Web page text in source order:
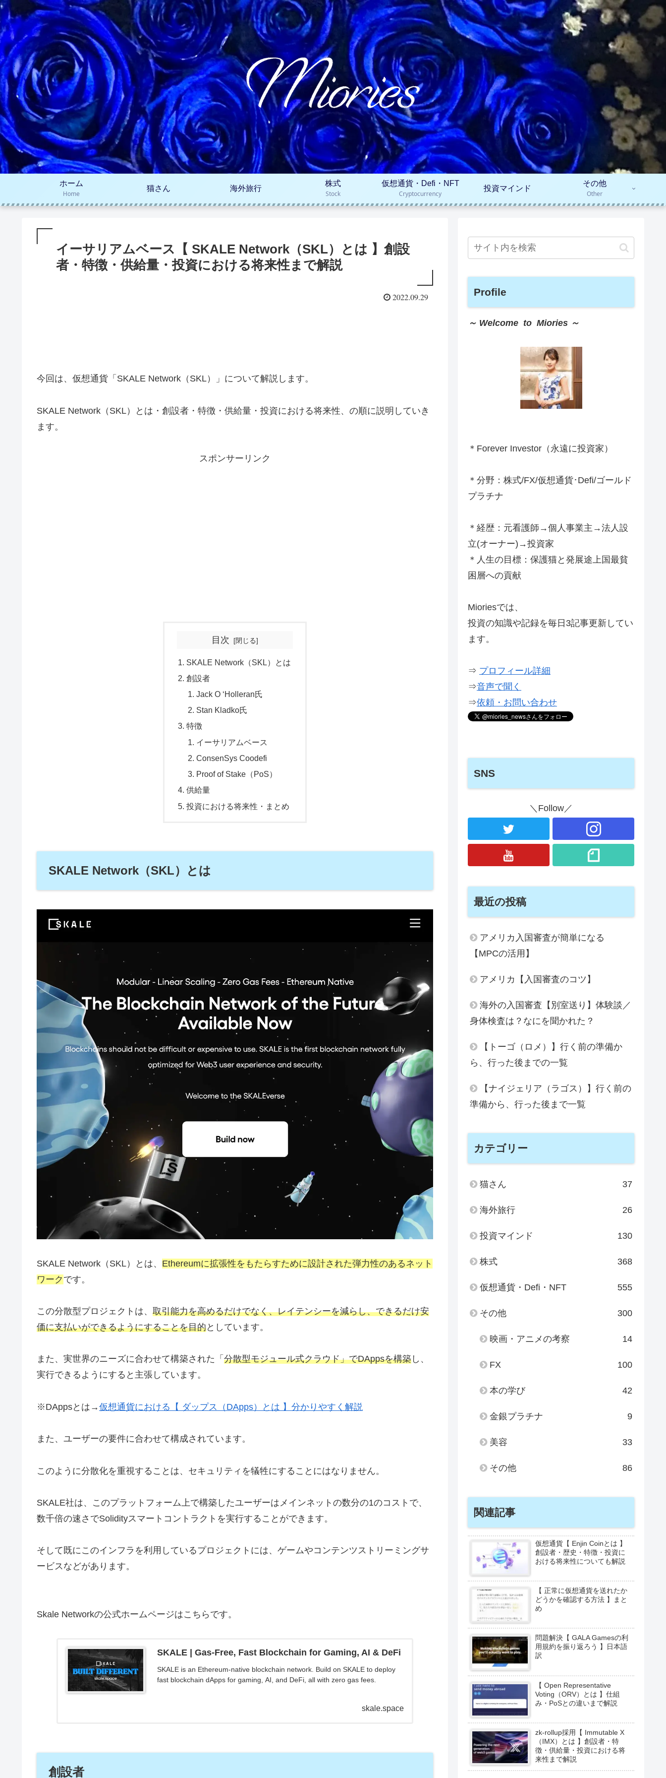
ホーム
Home
猫さん 海外旅行
株式
Stock
仮想通貨・Defi・NFT
Cryptocurrency
投資マインド
その他
Other
イーサリアムベース【 SKALE Network（SKL）とは 】創設
者・特徴・供給量・投資における将来性まで解説
2022.09.29
今回は、仮想通貨「SKALE Network（SKL）」について解説します。
SKALE Network（SKL）とは・創設者・特徴・供給量・投資における将来性、の順に説明していき
ます。
スポンサーリンク
目次
SKALE Network（SKL）とは
創設者
Jack O ‘Holleran氏
Stan Kladko氏
特徴
イーサリアムベース
ConsenSys Coodefi
Proof of Stake（PoS）
供給量
投資における将来性・まとめ
SKALE Network（SKL）とは
SKALE Network（SKL）とは、 Ethereumに拡張性をもたらすために設計された弾力性のあるネット
ワーク です。
この分散型プロジェクトは、 取引能力を高めるだけでなく、レイテンシーを減らし、できるだけ安
価に支払いができるようにすることを目的としています。
また、実世界のニーズに合わせて構築された「 分散型モジュール式クラウド」でDAppsを構築 し、
実行できるようにすると主張しています。
※DAppsとは→仮想通貨における【 ダップス（DApps）とは 】分かりやすく解説
また、ユーザーの要件に合わせて構成されています。
このように分散化を重視することは、セキュリティを犠牲にすることにはなりません。
SKALE社は、このプラットフォーム上で構築したユーザーはメインネットの数分の1のコストで、
数千倍の速さでSolidityスマートコントラクトを実行することができます。
そして既にこのインフラを利用しているプロジェクトには、ゲームやコンテンツストリーミングサ
ービスなどがあります。
Skale Networkの公式ホームページはこちらです。
SKALE | Gas-Free, Fast Blockchain for Gaming, AI & DeFi
SKALE is an Ethereum-native blockchain network. Build on SKALE to deploy
fast blockchain dApps for gaming, AI, and DeFi, all with zero gas fees.
skale.space
創設者
Profile
～ Welcome to Miories ～
＊Forever Investor （永遠に投資家）
＊分野：株式/FX/仮想通貨･Defi/ゴールド
プラチナ
＊経歴：元看護師→個人事業主→法人設
立(オーナー)→投資家
＊人生の目標：保護猫と発展途上国最貧
困層への貢献
Mioriesでは、
投資の知識や記録を毎日3記事更新してい
ます。
⇒ プロフィール詳細
⇒音声で聞く
⇒依頼・お問い合わせ
SNS
＼Follow／
最近の投稿
アメリカ入国審査が簡単になる
【MPCの活用】
アメリカ【入国審査のコツ】
海外の入国審査【別室送り】体験談／
身体検査は？なにを聞かれた？
【トーゴ（ロメ）】行く前の準備か
ら、行った後までの一覧
【ナイジェリア（ラゴス）】行く前の
準備から、行った後まで一覧
カテゴリー
猫さん 37
海外旅行 26
投資マインド 130
株式 368
仮想通貨・Defi・NFT 555
その他 300
映画・アニメの考察 14
FX 100
本の学び 42
金銀プラチナ 9
美容 33
その他 86
関連記事
仮想通貨【 Enjin Coinとは 】
創設者・歴史・特徴・投資に
おける将来性についても解説
【 正常に仮想通貨を送れたか
どうかを確認する方法 】まと
め
問題解決【 GALA Gamesの利
用規約を振り返ろう 】日本語
訳
【 Open Representative
Voting（ORV）とは 】仕組
み・PoSとの違いまで解説
zk-rollup採用【 Immutable X
（IMX）とは 】創設者・特
徴・供給量・投資における将
来性まで解説